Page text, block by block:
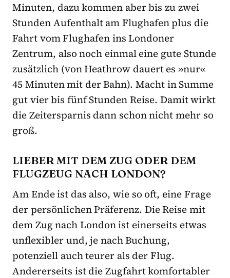
Minuten, dazu kommen aber bis zu zwei
Stunden Aufenthalt am Flughafen plus die
Fahrt vom Flughafen ins Londoner
Zentrum, also noch einmal eine gute Stunde
zusätzlich (von Heathrow dauert es »nur«
45 Minuten mit der Bahn). Macht in Summe
gut vier bis fünf Stunden Reise. Damit wirkt
die Zeitersparnis dann schon nicht mehr so
groß.
LIEBER MIT DEM ZUG ODER DEM
FLUGZEUG NACH LONDON?
Am Ende ist das also, wie so oft, eine Frage
der persönlichen Präferenz. Die Reise mit
dem Zug nach London ist einerseits etwas
unflexibler und, je nach Buchung,
potenziell auch teurer als der Flug.
Andererseits ist die Zugfahrt komfortabler